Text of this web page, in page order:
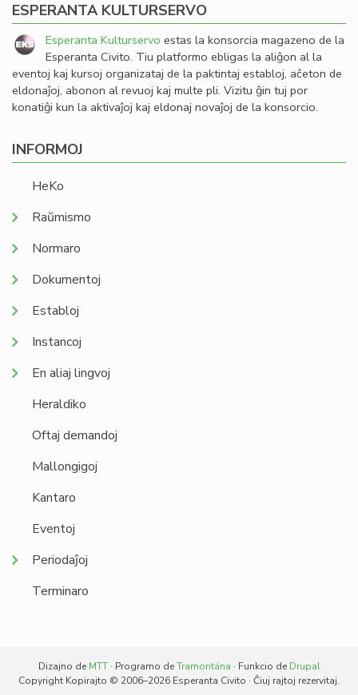
ESPERANTA KULTURSERVO
Esperanta Kulturservo estas la konsorcia magazeno de la
Esperanta Civito. Tiu platformo ebligas la aliĝon al la
eventoj kaj kursoj organizataj de la paktintaj establoj, aĉeton de
eldonaĵoj, abonon al revuoj kaj multe pli. Vizitu ĝin tuj por
konatiĝi kun la aktivaĵoj kaj eldonaj novaĵoj de la konsorcio.
INFORMOJ
HeKo
Raŭmismo
Normaro
Dokumentoj
Establoj
Instancoj
En aliaj lingvoj
Heraldiko
Oftaj demandoj
Mallongigoj
Kantaro
Eventoj
Periodaĵoj
Terminaro
Dizajno de MTT· Programo deTramontána · Funkcio de Drupal
Copyright Kopirajto © 2006–2026 Esperanta Civito · Ĉiuj rajtoj rezervitaj.